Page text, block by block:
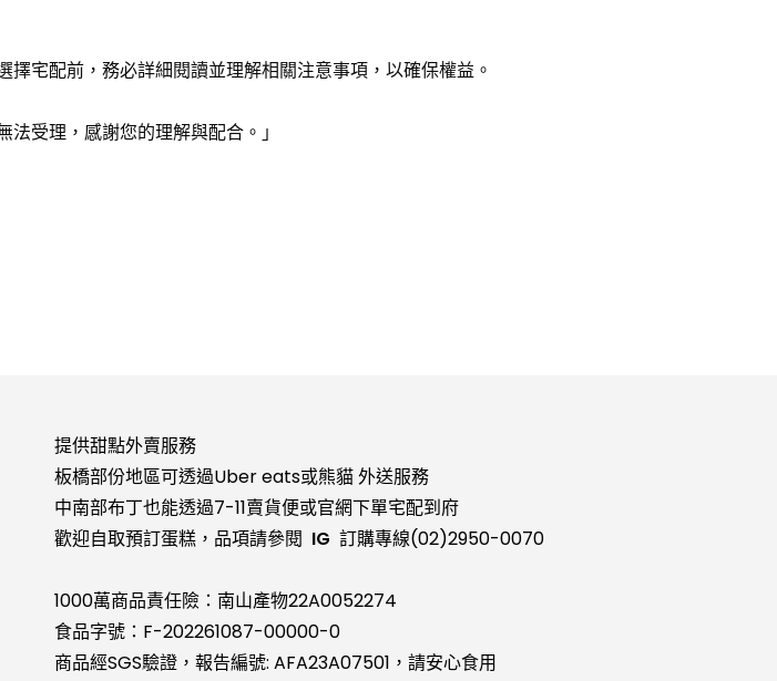
宅配前，務必詳細閱讀並理解相關注意事項，以確保權益。
受理，感謝您的理解與配合。」
提供甜點外賣服務
板橋部份地區可透過Uber eats或熊貓外送服務
中南部布丁也能透過7-11賣貨便或官網下單宅配到府
歡迎自取預訂蛋糕，品項請參閱 IG 訂購專線(02)2950-0070
1000萬商品責任險：南山產物22A0052274
食品字號：F-202261087-00000-0
商品經SGS驗證，報告編號: AFA23A07501，請安心食用